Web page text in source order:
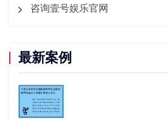
咨询壹号娱乐官网
最新案例